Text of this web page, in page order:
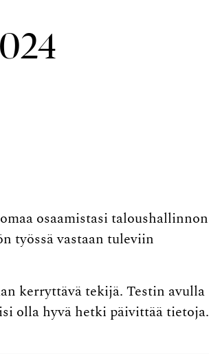
osaamistasi taloushallinnon
työssä vastaan tuleviin
kerryttävä tekijä. Testin avulla
olla hyvä hetki päivittää tietoja.